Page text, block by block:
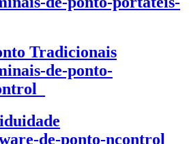
Tradicionais